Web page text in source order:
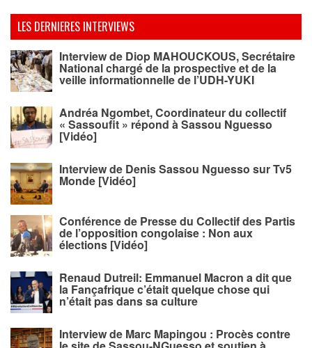
LES DERNIERES INTERVIEWS
Interview de Diop MAHOUCKOUS, Secrétaire
National chargé de la prospective et de la
veille informationnelle de l’UDH-YUKI
Andréa Ngombet, Coordinateur du collectif
« Sassoufit » répond à Sassou Nguesso
[Vidéo]
Interview de Denis Sassou Nguesso sur Tv5
Monde [Vidéo]
Conférence de Presse du Collectif des Partis
de l’opposition congolaise : Non aux
élections [Vidéo]
Renaud Dutreil: Emmanuel Macron a dit que
la Fançafrique c’était quelque chose qui
n’était pas dans sa culture
Interview de Marc Mapingou : Procès contre